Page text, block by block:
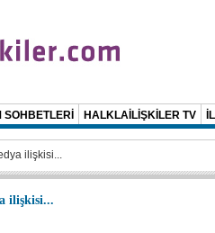
SOHBETLERİ HALKLAİLİŞKİLER TV
ilişkisi...
ilişkisi...